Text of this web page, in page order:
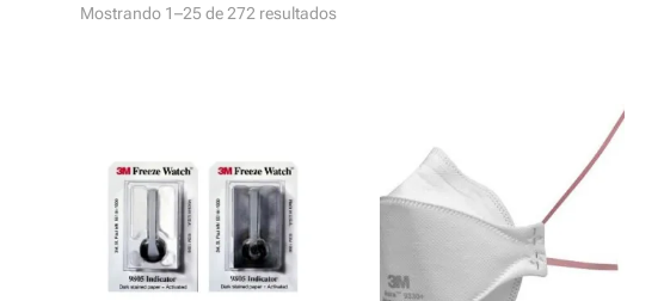
Mostrando 1–25 de 272 resultadosOrdenado